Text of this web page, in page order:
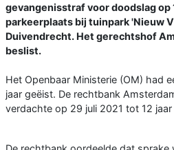
gevangenisstraf voor doodslag op
parkeerplaats bij tuinpark 'Nieuw
Duivendrecht. Het gerechtshof
beslist.
Het Openbaar Ministerie (OM) had
jaar geëist. De rechtbank
verdachte op 29 juli 2021 tot 12